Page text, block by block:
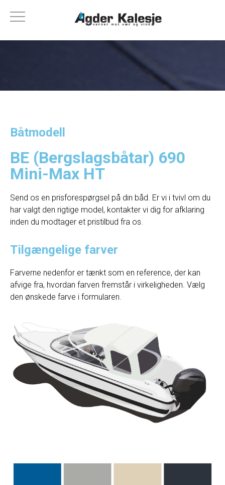
Båtmodell
BE (Bergslagsbåtar) 690
Mini-Max HT
Send os en prisforespørgsel på din båd. Er vi i tvivl om du
har valgt den rigtige model, kontakter vi dig for afklaring
inden du modtager et pristilbud fra os.
Tilgængelige farver
Farverne nedenfor er tænkt som en reference, der kan
afvige fra, hvordan farven fremstår i virkeligheden. Vælg
den ønskede farve i formularen.